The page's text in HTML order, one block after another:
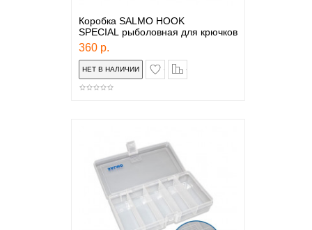
Коробка SALMO HOOK
SPECIAL рыболовная для крючков
360 р.
в закладки